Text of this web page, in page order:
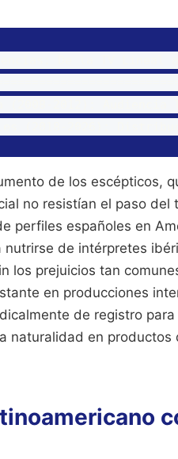
de los escépticos,
no resistían el paso
perfiles españoles en
nutrirse de intérpretes
los prejuicios tan
en producciones
de registro
naturalidad en